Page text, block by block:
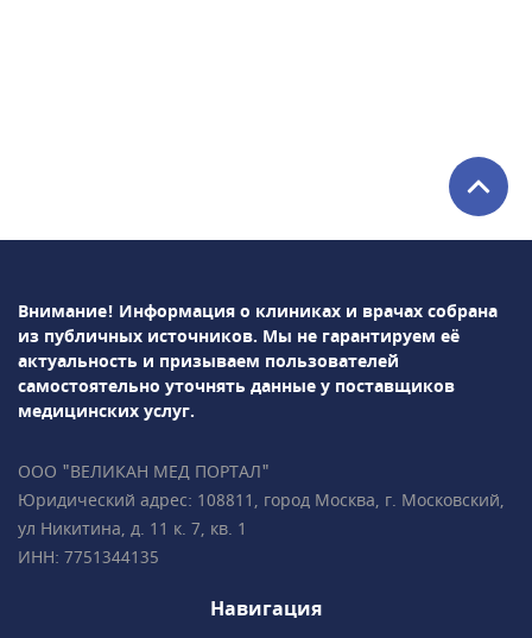
исследования• Доплерометрия• Нейросонография
плода• НИПТ (генетический пренатальный
пороков развития у плода• Ведение
анализы), в том числе
многоплодной• Гинекология,
гинекологическая
эндокринология• Репродуктология• Лабораторная
диагностикаПодробно всё объясним,
пациентов • Все врачи имеют
международные сертификаты Fetal Medicine
Foundation (Фонд медицины плода) • Всего в
2 минутах ходьбы от метро «Чистые пруды»,
Внимание! Информация о клиниках и врачах собрана
из публичных источников. Мы не гарантируем её
актуальность и призываем пользователей
самостоятельно уточнять данные у поставщиков
медицинских услуг.
ООО "ВЕЛИКАН МЕД ПОРТАЛ"
Юридический адрес: 108811, город Москва, г. Московский,
ул Никитина, д. 11 к. 7, кв. 1
ИНН: 7751344135
Навигация